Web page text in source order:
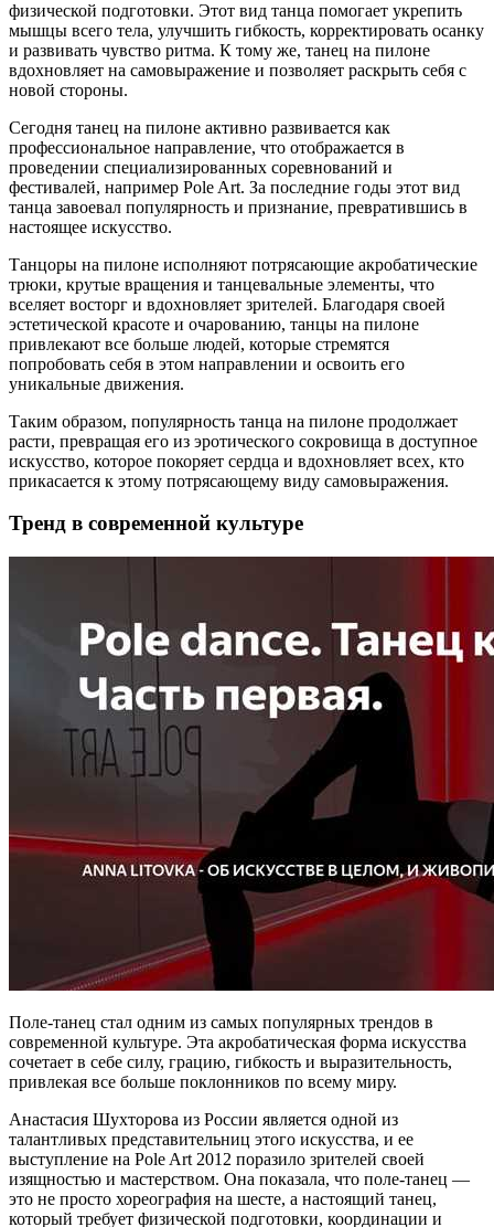
физической подготовки. Этот вид танца помогает укрепить
мышцы всего тела, улучшить гибкость, корректировать осанку
и развивать чувство ритма. К тому же, танец на пилоне
вдохновляет на самовыражение и позволяет раскрыть себя с
новой стороны.
Сегодня танец на пилоне активно развивается как
профессиональное направление, что отображается в
проведении специализированных соревнований и
фестивалей, например Pole Art. За последние годы этот вид
танца завоевал популярность и признание, превратившись в
настоящее искусство.
Танцоры на пилоне исполняют потрясающие акробатические
трюки, крутые вращения и танцевальные элементы, что
вселяет восторг и вдохновляет зрителей. Благодаря своей
эстетической красоте и очарованию, танцы на пилоне
привлекают все больше людей, которые стремятся
попробовать себя в этом направлении и освоить его
уникальные движения.
Таким образом, популярность танца на пилоне продолжает
расти, превращая его из эротического сокровища в доступное
искусство, которое покоряет сердца и вдохновляет всех, кто
прикасается к этому потрясающему виду самовыражения.
Тренд в современной культуре
Поле-танец стал одним из самых популярных трендов в
современной культуре. Эта акробатическая форма искусства
сочетает в себе силу, грацию, гибкость и выразительность,
привлекая все больше поклонников по всему миру.
Анастасия Шухторова из России является одной из
талантливых представительниц этого искусства, и ее
выступление на Pole Art 2012 поразило зрителей своей
изящностью и мастерством. Она показала, что поле-танец —
это не просто хореография на шесте, а настоящий танец,
который требует физической подготовки, координации и